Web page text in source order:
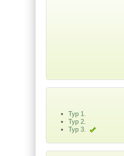
Тур 1.
Тур 2.
Тур 3.